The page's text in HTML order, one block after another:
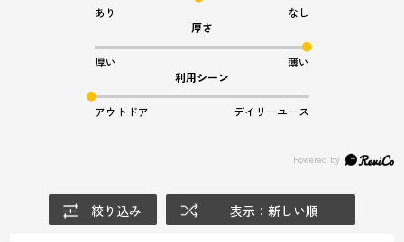
あり
なし
厚さ
厚い
薄い
利用シーン
アウトドア デイリーユース
絞り込み 表示：新しい順